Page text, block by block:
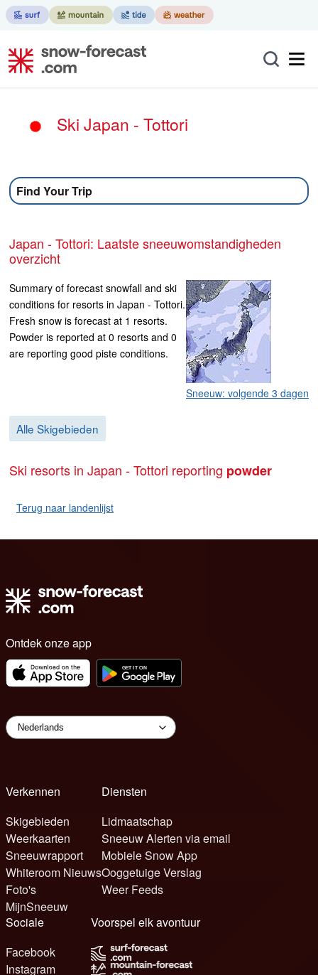
Ski Japan - Tottori
Find Your Trip
Japan - Tottori: Laatste sneeuwomstandigheden
overzicht
Sneeuw: volgende 3 dagen
Summary of forecast snowfall and ski
conditions for resorts in Japan - Tottori.
Fresh snow is forecast at 1 resorts.
Powder is reported at 0 resorts and 0
are reporting good piste conditions.
Alle Skigebieden
Ski resorts in Japan - Tottori reporting powder
Terug naar landenlijst
Ontdek onze app
Verkennen
Skigebieden
Weerkaarten
Sneeuwrapport
Whiteroom Nieuws
Foto's
MijnSneeuw
Diensten
Lidmaatschap
Sneeuw Alerten via email
Mobiele Snow App
Ooggetuige Verslag
Weer Feeds
Sociale
Facebook
Instagram
Voorspel elk avontuur